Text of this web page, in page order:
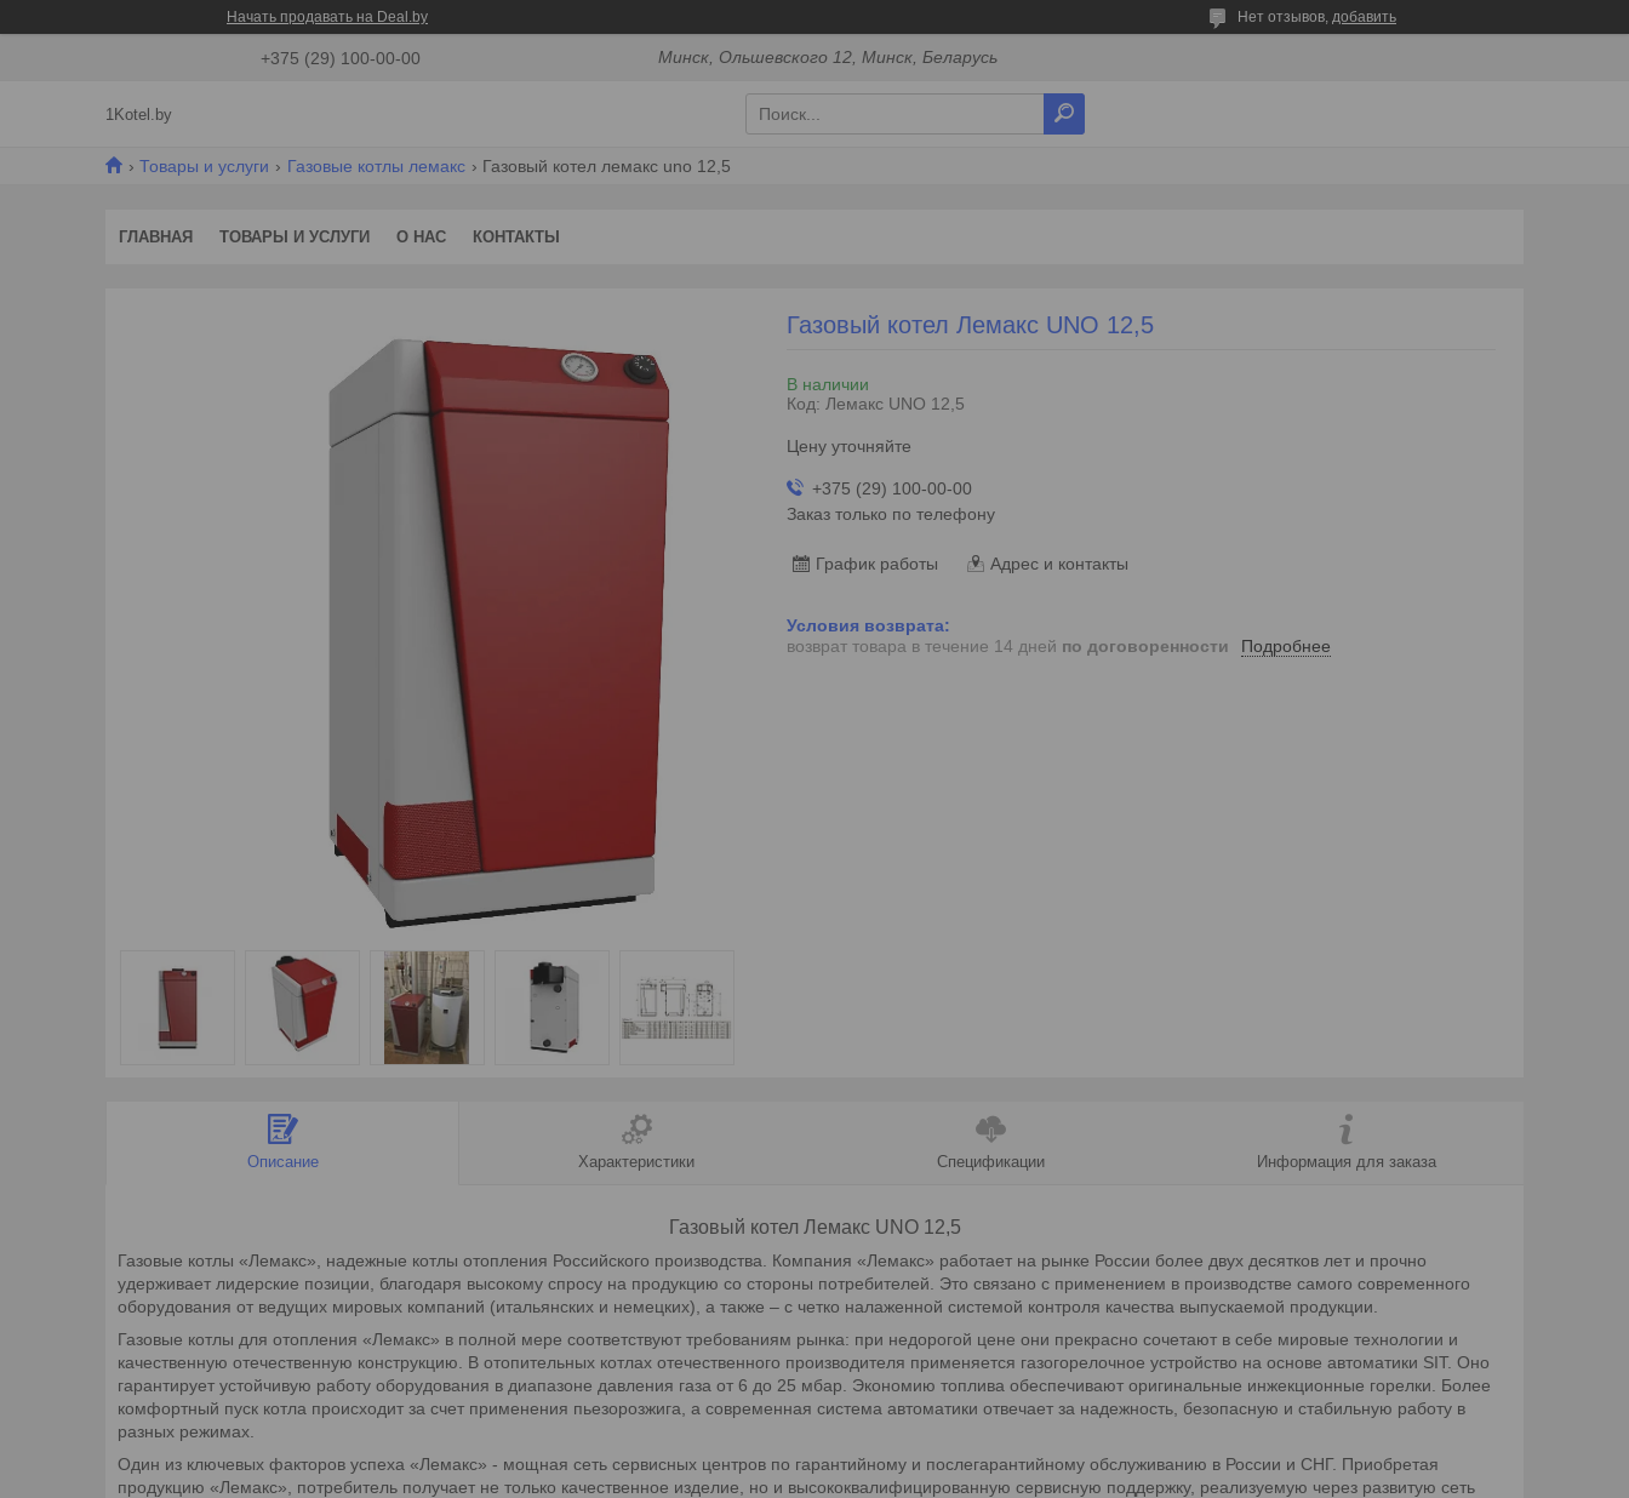
Начать продавать на Deal.by Нет отзывов, добавить
+375 (29) 100-00-00 Минск, Ольшевского 12, Минск, Беларусь
1Kotel.by
Товары и услуги Газовые котлы лемакс Газовый котел лемакс uno 12,5
ГЛАВНАЯ ТОВАРЫ И УСЛУГИ О НАС КОНТАКТЫ
Газовый котел Лемакс UNO 12,5
В наличии
Код: Лемакс UNO 12,5
Цену уточняйте
+375 (29) 100-00-00
Заказ только по телефону
График работы Адрес и контакты
возврат товара в течение 14 дней по договоренности Подробнее
Описание Характеристики Спецификации Информация для заказа
Газовый котел Лемакс UNO 12,5
Газовые котлы «Лемакс», надежные котлы отопления Российского производства. Компания «Лемакс» работает на рынке России более двух десятков лет и прочно
удерживает лидерские позиции, благодаря высокому спросу на продукцию со стороны потребителей. Это связано с применением в производстве самого современного
оборудования от ведущих мировых компаний (итальянских и немецких), а также – с четко налаженной системой контроля качества выпускаемой продукции.
Газовые котлы для отопления «Лемакс» в полной мере соответствуют требованиям рынка: при недорогой цене они прекрасно сочетают в себе мировые технологии и
качественную отечественную конструкцию. В отопительных котлах отечественного производителя применяется газогорелочное устройство на основе автоматики SIT. Оно
гарантирует устойчивую работу оборудования в диапазоне давления газа от 6 до 25 мбар. Экономию топлива обеспечивают оригинальные инжекционные горелки. Более
комфортный пуск котла происходит за счет применения пьезорозжига, а современная система автоматики отвечает за надежность, безопасную и стабильную работу в
разных режимах.
Один из ключевых факторов успеха «Лемакс» - мощная сеть сервисных центров по гарантийному и послегарантийному обслуживанию в России и СНГ. Приобретая
продукцию «Лемакс», потребитель получает не только качественное изделие, но и высококвалифицированную сервисную поддержку, реализуемую через развитую сеть